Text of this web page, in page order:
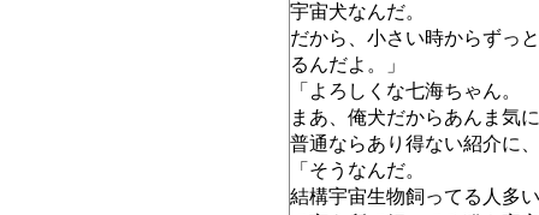
宇宙犬なんだ。
だから、小さい時からずっ
るんだよ。」
「よろしくな七海ちゃん。
まあ、俺犬だからあんま気
普通ならあり得ない紹介に
「そうなんだ。
結構宇宙生物飼ってる人多